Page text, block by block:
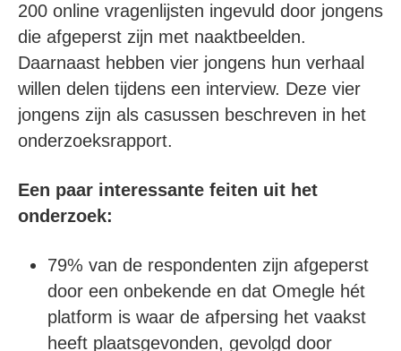
200 online vragenlijsten ingevuld door jongens
die afgeperst zijn met naaktbeelden.
Daarnaast hebben vier jongens hun verhaal
willen delen tijdens een interview. Deze vier
jongens zijn als casussen beschreven in het
onderzoeksrapport.
Een paar interessante feiten uit het
onderzoek:
79% van de respondenten zijn afgeperst
door een onbekende en dat Omegle hét
platform is waar de afpersing het vaakst
heeft plaatsgevonden, gevolgd door